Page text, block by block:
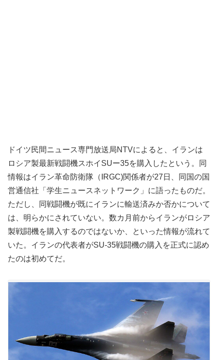
ドイツ民間ニュース専門放送局NTVによると、イランは
ロシア製最新戦闘機スホイSUー35を購入したという。同
情報はイラン革命防衛隊（IRGC)関係者が27日、同国の国
営通信社「学生ニュースネットワーク」に語ったものだ。
ただし、同戦闘機が既にイランに輸送済みか否かについて
は、明らかにされていない。数カ月前からイランがロシア
製戦闘機を購入するのではないか、といった情報が流れて
いた。イランの代表者がSU-35戦闘機の購入を正式に認め
たのは初めてだ。